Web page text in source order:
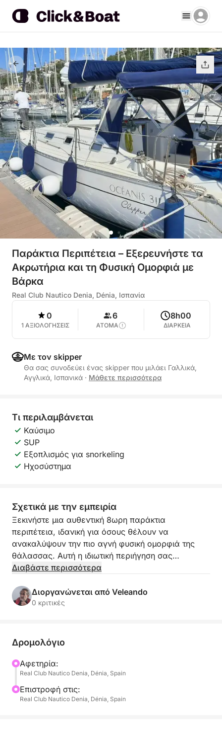
Παράκτια Περιπέτεια – Εξερευνήστε τα
Ακρωτήρια και τη Φυσική Ομορφιά με
Βάρκα
Real Club Nautico Denia, Dénia, Ισπανία
0
1 ΑΞΙΟΛΟΓΗΣΕΙΣ
6
ΑΤΟΜΑ
8h00
ΔΙΑΡΚΕΙΑ
Με τον skipper
Θα σας συνοδεύει ένας skipper που μιλάει Γαλλικά,
Αγγλικά, Ισπανικά · Μάθετε περισσότερα
Τι περιλαμβάνεται
Καύσιμο
SUP
Εξοπλισμός για snorkeling
Ηχοσύστημα
Σχετικά με την εμπειρία
Ξεκινήστε μια αυθεντική 8ωρη παράκτια
περιπέτεια, ιδανική για όσους θέλουν να
ανακαλύψουν την πιο αγνή φυσική ομορφιά της
θάλασσας. Αυτή η ιδιωτική περιήγηση σας
μεταφέρει σε απόκρημνα ακρωτήρια, κρυμμένους
καρτ ποστάλ.
απομονωμένες παραλίες και μοναδικούς
θαυμάσει μόνο από το νερό. Μπορείτε να
σταματήσετε σε ιδανικά σημεία για κολύμπι,
κολύμβηση με αναπνευστήρα ή απλώς για
χαλάρωση στον ήλιο στο κατάστρωμα.
Διαβάστε περισσότερα
Διοργανώνεται από Veleando
0 κριτικές
Δρομολόγιο
Αφετηρία:
Real Club Nautico Denia, Dénia, Spain
Επιστροφή στις:
Real Club Nautico Denia, Dénia, Spain